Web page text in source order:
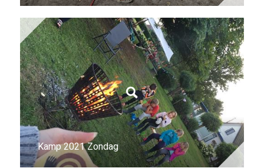
Kamp 2021 Zondag